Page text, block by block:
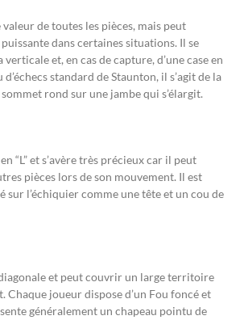
de toutes les pièces, mais peut
dans certaines situations. Il se
verticale et, en cas de capture, d’une case en
standard de Staunton, il s’agit de la
rond sur une jambe qui s’élargit.
“L” et s’avère très précieux car il peut
pièces lors de son mouvement. Il est
sur l’échiquier comme une tête et un cou de
diagonale et peut couvrir un large territoire
Chaque joueur dispose d’un Fou foncé et
généralement un chapeau pointu de